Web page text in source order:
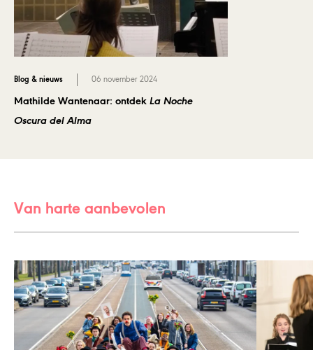
Blog & nieuws 06 november 2024
Mathilde Wantenaar: ontdek La Noche
Oscura del Alma
Van harte aanbevolen